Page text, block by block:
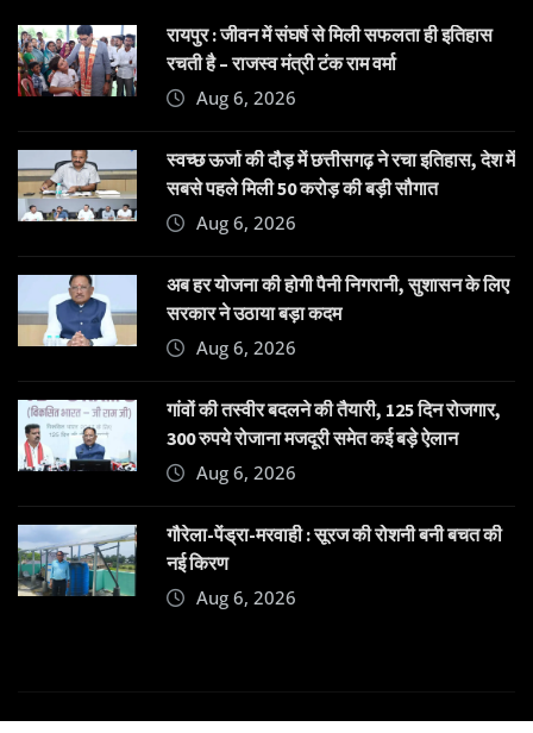
रायपुर : जीवन में संघर्ष से मिली सफलता ही इतिहास
रचती है – राजस्व मंत्री टंक राम वर्मा
Aug 6, 2026
स्वच्छ ऊर्जा की दौड़ में छत्तीसगढ़ ने रचा इतिहास, देश में
सबसे पहले मिली 50 करोड़ की बड़ी सौगात
Aug 6, 2026
अब हर योजना की होगी पैनी निगरानी, सुशासन के लिए
सरकार ने उठाया बड़ा कदम
Aug 6, 2026
गांवों की तस्वीर बदलने की तैयारी, 125 दिन रोजगार,
300 रुपये रोजाना मजदूरी समेत कई बड़े ऐलान
Aug 6, 2026
गौरेला-पेंड्रा-मरवाही : सूरज की रोशनी बनी बचत की
नई किरण
Aug 6, 2026